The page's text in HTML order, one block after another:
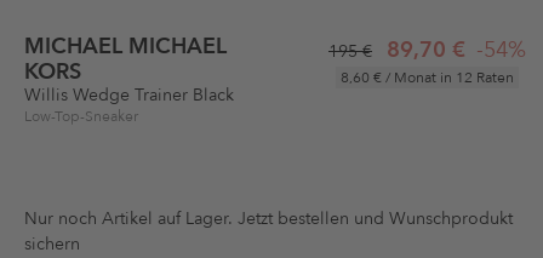
MICHAEL MICHAEL
KORS
Willis Wedge Trainer Black
Low-Top-Sneaker
195 € 89,70 € -54%
8,60 € / Monat in 12 Raten
Nur noch Artikel auf Lager. Jetzt bestellen und Wunschprodukt
sichern